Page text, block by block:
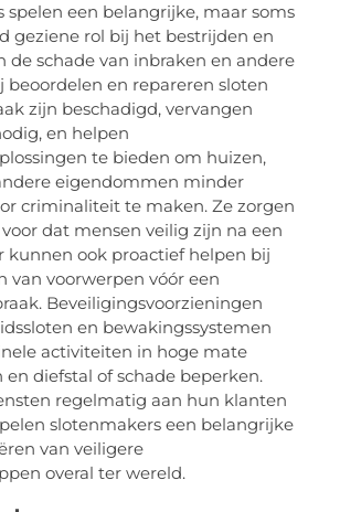
spelen een belangrijke, maar soms
geziene rol bij het bestrijden en
de schade van inbraken en andere
beoordelen en repareren sloten
zijn beschadigd, vervangen
en helpen
te bieden om huizen,
eigendommen minder
criminaliteit te maken. Ze zorgen
dat mensen veilig zijn na een
kunnen ook proactief helpen bij
van voorwerpen vóór een
Beveiligingsvoorzieningen
en bewakingssystemen
activiteiten in hoge mate
diefstal of schade beperken.
regelmatig aan hun klanten
slotenmakers een belangrijke
van veiligere
overal ter wereld.